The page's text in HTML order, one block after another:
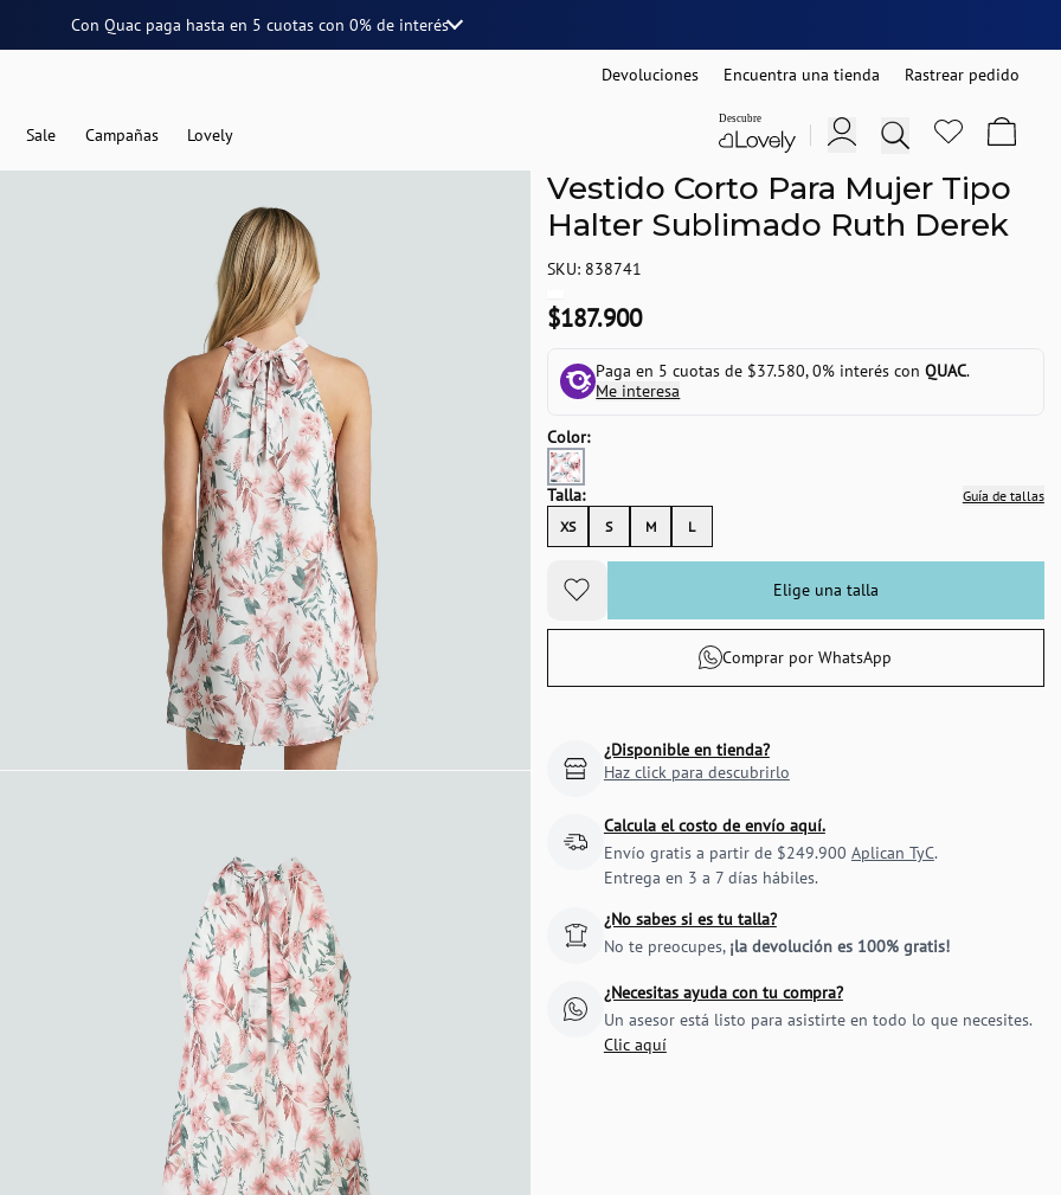
Con Quac paga hasta en 5 cuotascon 0% de interés
Devoluciones Encuentra una tienda Rastrear pedido
Sale Campañas Lovely
Vestido Corto Para Mujer Tipo
Halter Sublimado Ruth Derek
SKU: 838741
$187.900
Paga en 5 cuotas de $37.580, 0% interés conQUAC.
Me interesa
Color:
Talla:
Guía de tallas
XS
S M L
Elige una talla
Comprar por WhatsApp
¿Disponible en tienda?
Haz click para descubrirlo
Calcula el costo de envío aquí.
Envío gratis a partir de $249.900 Aplican TyC.
Entrega en 3 a 7 días hábiles.
¿No sabes si es tu talla?
No te preocupes, ¡la devolución es 100% gratis!
¿Necesitas ayuda con tu compra?
Un asesor está listo para asistirte en todo lo que necesites.
Clic aquí